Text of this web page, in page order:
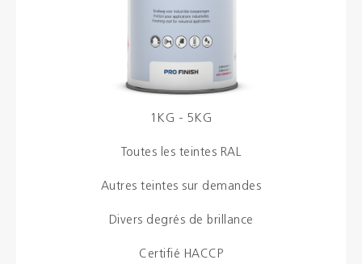
1KG - 5KG
Toutes les teintes RAL
Autres teintes sur demandes
Divers degrés de brillance
Certifié HACCP